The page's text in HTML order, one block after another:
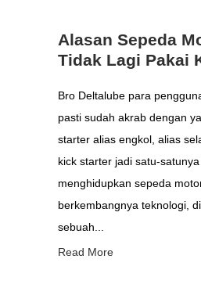
Alasan Sepeda
Tidak Lagi Pakai
Bro Deltalube para
pasti sudah akrab dengan
starter alias engkol, alias
kick starter jadi satu-
menghidupkan sepeda
berkembangnya teknologi,
sebuah...
Read More